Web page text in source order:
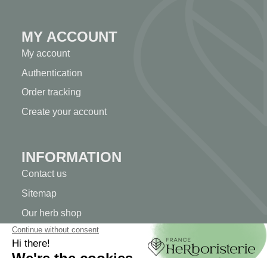
MY ACCOUNT
My account
Authentication
Order tracking
Create your account
INFORMATION
Contact us
Sitemap
Our herb shop
Delivery
Secure payment